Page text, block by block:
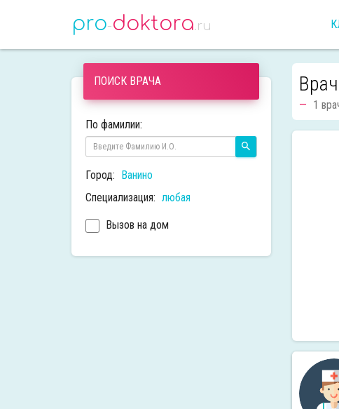
pro-doktora.ru
ПОИСК ВРАЧА
По фамилии:
Город: Ванино
Специализация: любая
Вызов на дом
1